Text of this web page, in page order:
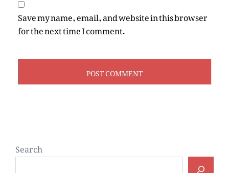
Save my name, email, and website in this browser
for the next time I comment.
Search